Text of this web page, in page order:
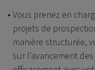
Vous prenez en
projets de
manière structurée,
sur l’avancement